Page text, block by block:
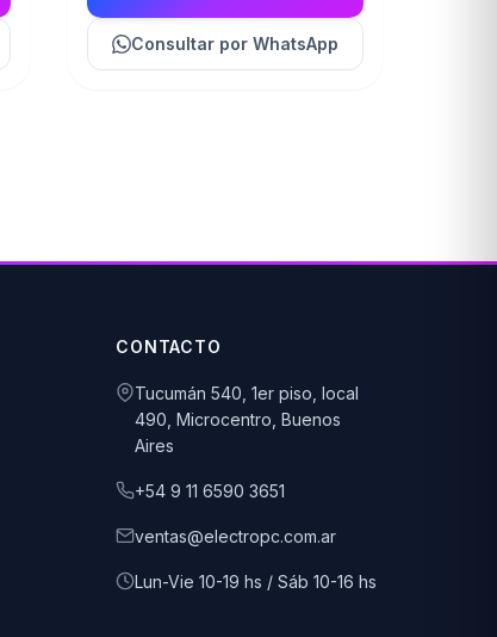
Consultar por WhatsApp
CONTACTO
Tucumán 540, 1er piso, local
490, Microcentro, Buenos
Aires
+54 9 11 6590 3651
ventas@electropc.com.ar
Lun-Vie 10-19 hs / Sáb 10-16 hs